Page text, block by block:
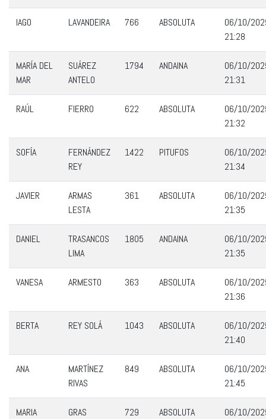
IAGO LAVANDEIRA 766 ABSOLUTA
06/10/
21:28
MARÍA DEL
MAR
SUÁREZ
ANTELO
1794 ANDAINA
06/10/
21:31
RAÚL FIERRO 622 ABSOLUTA
06/10/
21:32
SOFÍA
FERNÁNDEZ
REY
1422 PITUFOS
06/10/
21:34
JAVIER
ARMAS
LESTA
361 ABSOLUTA
06/10/
21:35
DANIEL
TRASANCOS
LIMA
1805 ANDAINA
06/10/
21:35
VANESA ARMESTO 363 ABSOLUTA
06/10/
21:36
BERTA REY SOLÁ 1043 ABSOLUTA
06/10/
21:40
ANA
MARTÍNEZ
RIVAS
849 ABSOLUTA
06/10/
21:45
MARIA
GRAS
729 ABSOLUTA
06/10/